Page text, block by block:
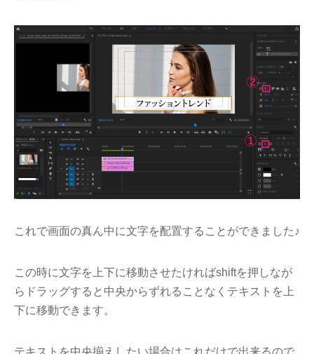
これで画面の真ん中に文字を配置することができました♪
この時に文字を上下に移動させたければshiftを押しなが
らドラッグすると中央からずれることなくテキストを上
下に移動できます。
テキストを中央揃えしたい場合はこれだけで出来るので